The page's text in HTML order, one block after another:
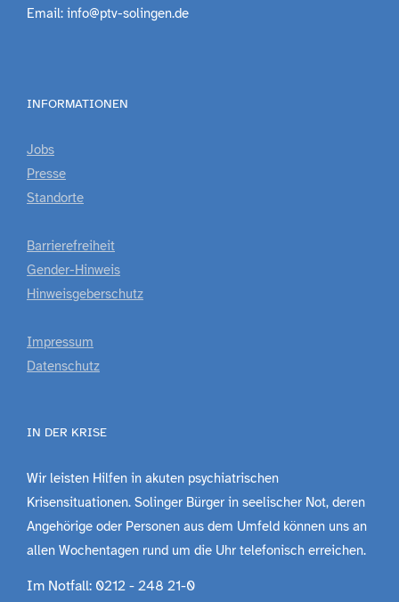
Email: info@ptv-solingen.de
INFORMATIONEN
Jobs
Presse
Standorte
Barrierefreiheit
Gender-Hinweis
Hinweisgeberschutz
Impressum
Datenschutz
IN DER KRISE
Wir leisten Hilfen in akuten psychiatrischen
Krisensituationen. Solinger Bürger in seelischer Not, deren
Angehörige oder Personen aus dem Umfeld können uns an
allen Wochentagen rund um die Uhr telefonisch erreichen.
Im Notfall: 0212 - 248 21-0